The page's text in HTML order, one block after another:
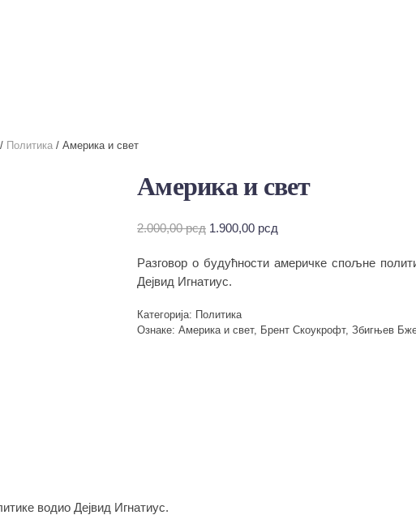
/ Политика / Америка и свет
Америка и свет
2.000,00рсд Оригинална
је
била:
1.900,00 рсд
је:
Разговор о будућности америчке спољне
Дејвид Игнатиус.
Категорија: Политика
Ознаке: Америка и свет, Брент Скоукрофт, Збигњев
водио Дејвид Игнатиус.